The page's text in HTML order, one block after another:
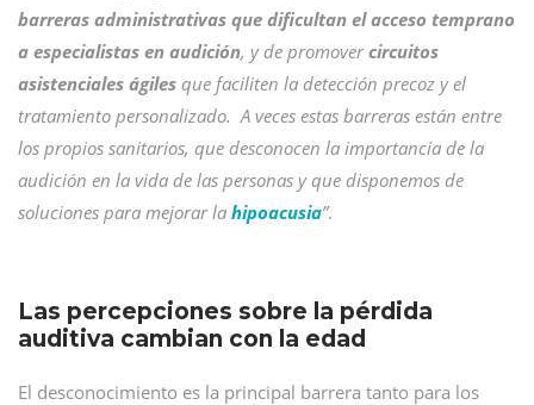
barreras administrativas que dificultan el acceso temprano
a especialistas en audición, y de promovercircuitos
asistenciales ágiles que faciliten la detección precoz y el
tratamiento personalizado. A veces estas barreras están entre
los propios sanitarios, que desconocen la importancia de la
audición en la vida de las personas y que disponemos de
soluciones para mejorar la hipoacusia”.
Las percepciones sobre la pérdida
auditiva cambian con la edad
El desconocimiento es la principal barrera tanto para los